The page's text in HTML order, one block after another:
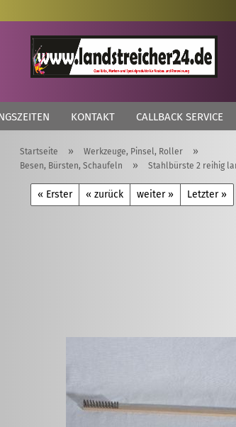
KONTAKT CALLBACK SERVICE
Startseite » Werkzeuge, Pinsel, Roller »
Besen, Bürsten, Schaufeln » Stahlbürste 2 reihig
« Erster « zurück weiter » Letzter »